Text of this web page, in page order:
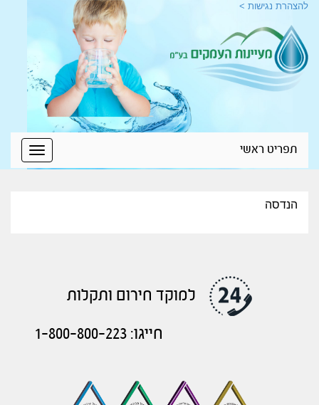
להצהרת נגישות >
Toggle
תפריט ראשי
הנדסה
למוקד חירום ותקלות
חייגו: 1-800-800-223